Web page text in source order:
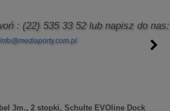
: (22) 535 33 52lub napisz do nas:
info@mediaporty.com.pl
3m., 2 stopki, Schulte EVOline Dock